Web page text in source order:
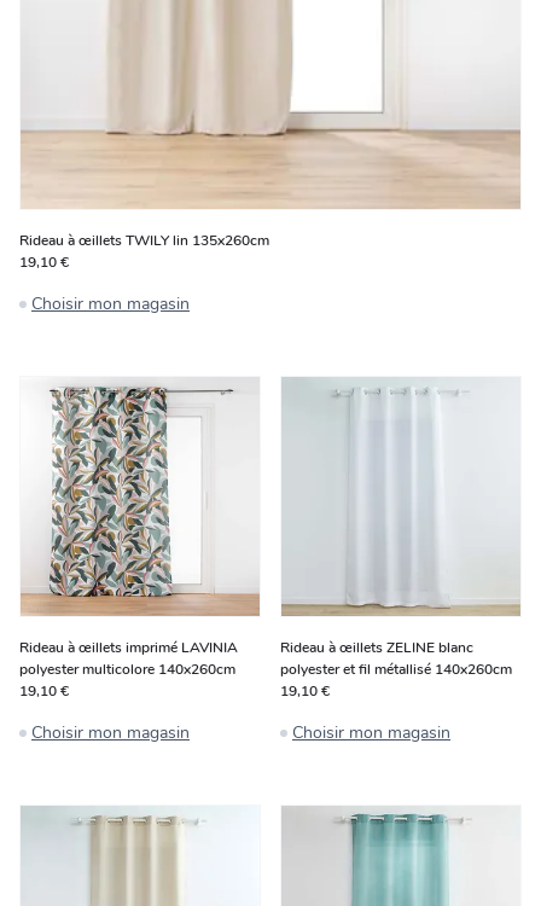
Rideau à œillets TWILY lin 135x260cm
19,10 €
Choisir mon magasin
Rideau à œillets imprimé LAVINIA
polyester multicolore 140x260cm
19,10 €
Choisir mon magasin
Rideau à œillets ZELINE blanc
polyester et fil métallisé 140x260cm
19,10 €
Choisir mon magasin